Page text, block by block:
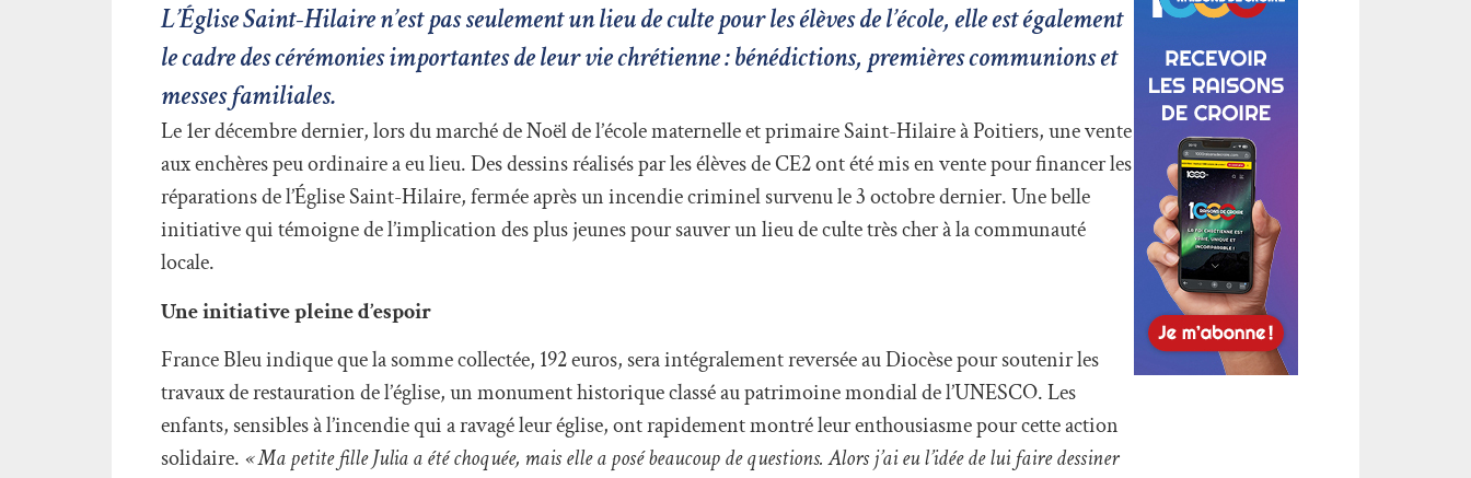
L’Église Saint-Hilaire n’est pas seulement un lieu de culte pour les élèves de l’école, elle est également
le cadre des cérémonies importantes de leur vie chrétienne : bénédictions, premières communions et
messes familiales.
Le 1er décembre dernier, lors du marché de Noël de l’école maternelle et primaire Saint-Hilaire à Poitiers, une vente
aux enchères peu ordinaire a eu lieu. Des dessins réalisés par les élèves de CE2 ont été mis en vente pour financer les
réparations de l’Église Saint-Hilaire, fermée après un incendie criminel survenu le 3 octobre dernier. Une belle
initiative qui témoigne de l’implication des plus jeunes pour sauver un lieu de culte très cher à la communauté
locale.
Une initiative pleine d’espoir
France Bleu indique que la somme collectée, 192 euros, sera intégralement reversée au Diocèse pour soutenir les
travaux de restauration de l’église, un monument historique classé au patrimoine mondial de l’UNESCO. Les
enfants, sensibles à l’incendie qui a ravagé leur église, ont rapidement montré leur enthousiasme pour cette action
solidaire. « Ma petite fille Julia a été choquée, mais elle a posé beaucoup de questions. Alors j’ai eu l’idée de lui faire dessiner